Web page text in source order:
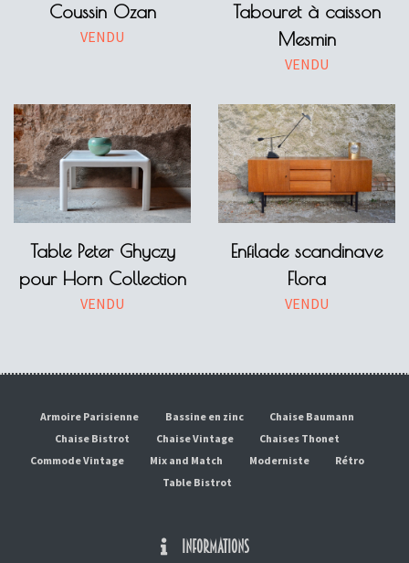
Coussin Ozan
VENDU
Tabouret à caisson
Mesmin
VENDU
Table Peter Ghyczy
pour Horn Collection
VENDU
Enfilade scandinave
Flora
VENDU
Armoire Parisienne Bassine en zinc
Chaise Baumann
Chaise Bistrot
Chaise Vintage
Chaises Thonet
Commode Vintage
Mix and Match Moderniste
Rétro
Table Bistrot
INFORMATIONS